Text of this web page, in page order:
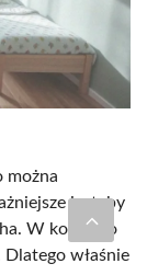
można
jest, by
W końcu to
właśnie